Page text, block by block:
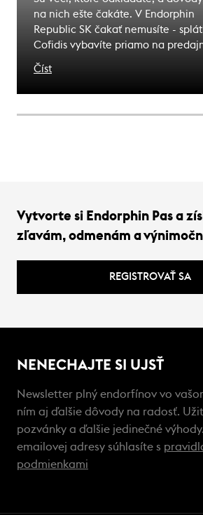
na nich ešte čakáte. V Endorphin
Republic SK čakať nemusíte -
Cofidis vybavíte priamo na
odídete s tým, čo ste si vybrali.
ktoré čakáte sú bližšie, ako si
Číst
Vytvorte si Endorphin Pas a
zľavám, odmenám a
REGISTROVAŤ SA
NENECHAJTE SI UJSŤ
Newsletter plný endorfínov vo
ním aj ďalšie dôvody na radosť.
pozvánky a ďalšie jedinečné
emailovej adresy súhlasíte s
podmienkami